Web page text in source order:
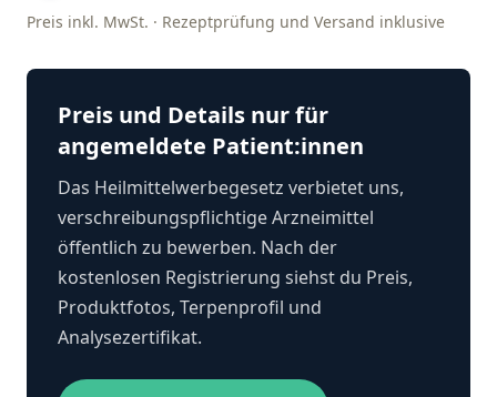
Preis inkl. MwSt. · Rezeptprüfung und Versand inklusive
Preis und Details nur für
angemeldete Patient:innen
Das Heilmittelwerbegesetz verbietet uns,
verschreibungspflichtige Arzneimittel
öffentlich zu bewerben. Nach der
kostenlosen Registrierung siehst du Preis,
Produktfotos, Terpenprofil und
Analysezertifikat.